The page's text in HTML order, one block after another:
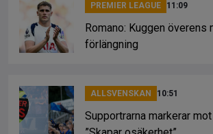
PREMIER LEAGUE 11:09
Romano: Kuggen överens
förlängning
ALLSVENSKAN 10:51
Supportrarna markerar